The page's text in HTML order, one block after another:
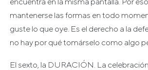
mantenerse las formas en todo
guste lo que oye. Es el derecho a la
no hay por qué tomárselo como algo
El sexto, la DURACIÓN. La